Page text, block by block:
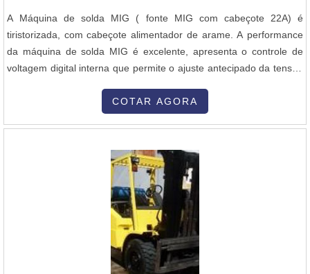
Entre em contato e solicite um orçamento personalizado para suas
necessidades.
A Máquina de solda MIG ( fonte MIG com cabeçote 22A) é
tiristorizada, com cabeçote alimentador de arame. A performance
da máquina de solda MIG é excelente, apresenta o controle de
voltagem digital interna que permite o ajuste antecipado da tensão
como:Excelente performance para soldagem MIG/MAG. Controle
COTAR AGORA